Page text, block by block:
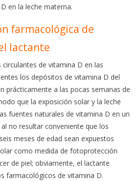
en la leche materna.
farmacológica de
lactante
de vitamina D en las
los depósitos de vitamina D del
prácticamente a las pocas semanas de
que la exposición solar y la leche
fuentes naturales de vitamina D en un
no resultar conveniente que los
meses de edad sean expuestos
como medida de fotoprotección
de piel; obviamente, el lactante
farmacológicos de vitamina D.